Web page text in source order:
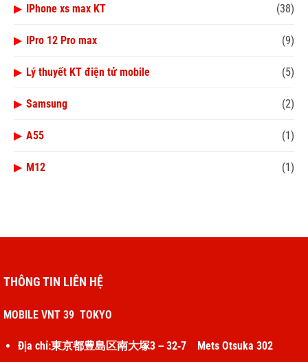
▶ IPhone xs max KT (38)
▶ IPro 12 Pro max (9)
▶ Lý thuyết KT điện tử mobile (5)
▶ Samsung (2)
▶ A55 (1)
▶ M12 (1)
THÔNG TIN LIÊN HỆ
MOBILE VNT 39 TOKYO
Địa chỉ:東京都豊島区南大塚3－32‐7 Mets Otsuka 302